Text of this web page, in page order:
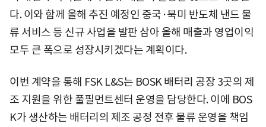
다. 이와 함께 올해 추진 예정인 중국·북미 반도체 낸드 물
류 서비스 등 신규 사업을 발판 삼아 올해 매출과 영업이익
모두 큰 폭으로 성장시키겠다는 계획이다.
이번 계약을 통해 FSK L&S는 BOSK 배터리 공장 3곳의 제
조 지원을 위한 풀필먼트센터 운영을 담당한다. 이에 BOS
K가 생산하는 배터리의 제조 공정 전후 물류 운영을 책임